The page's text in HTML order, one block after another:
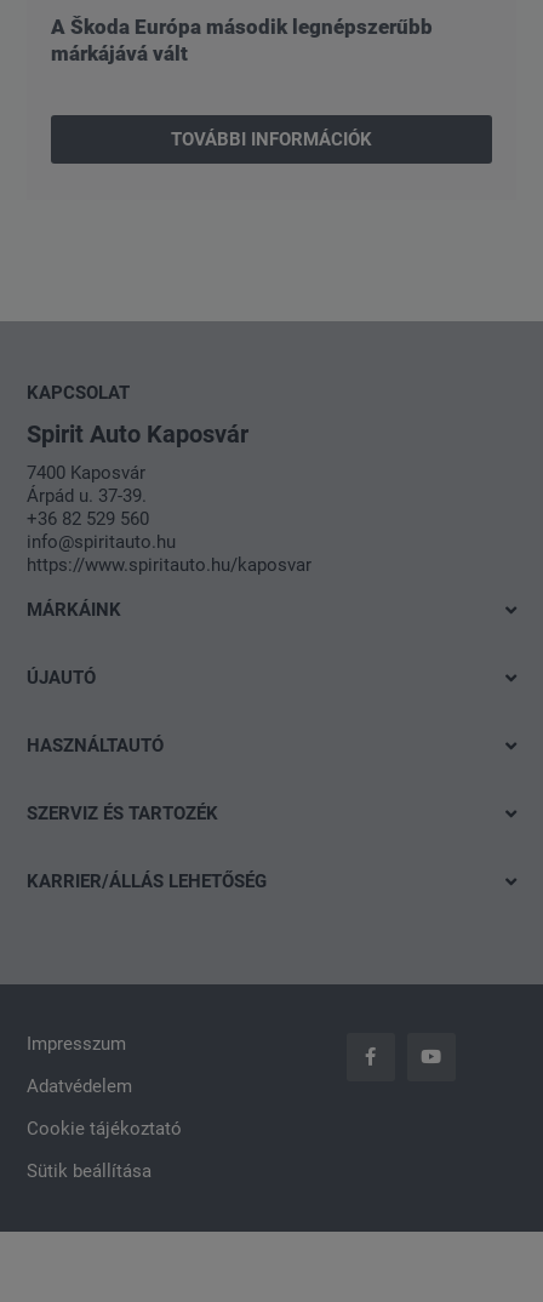
A Škoda Európa második legnépszerűbb
márkájává vált
TOVÁBBI INFORMÁCIÓK
KAPCSOLAT
Spirit Auto Kaposvár
7400 Kaposvár
Árpád u. 37-39.
+36 82 529 560
info@spiritauto.hu
https://www.spiritauto.hu/kaposvar
MÁRKÁINK
Audi
CUPRA
ÚJAUTÓ
Ajánlatok és akciók
Konfigurálás
HASZNÁLTAUTÓ
Részletes keresés
SZERVIZ ÉS TARTOZÉK
Szervizidőpont-foglalás
KARRIER/ÁLLÁS LEHETŐSÉG
Impresszum
Adatvédelem
Cookie tájékoztató
Sütik beállítása